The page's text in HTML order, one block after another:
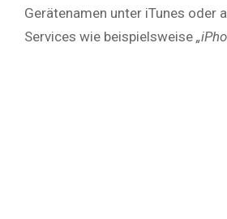
Gerätenamen unter iTunes oder
Services wie beispielsweise